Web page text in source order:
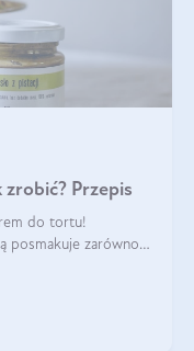
Przepis
do tortu!
posmakuje zarówno